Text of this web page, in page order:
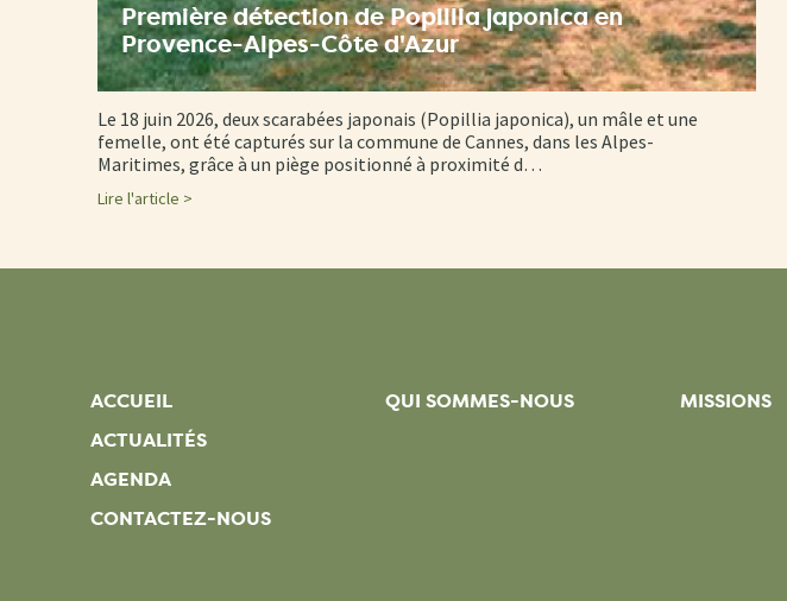
Première détection de Popillia japonica en
Provence-Alpes-Côte d'Azur
Le 18 juin 2026, deux scarabées japonais (Popillia japonica), un mâle et une
femelle, ont été capturés sur la commune de Cannes, dans les Alpes-
Maritimes, grâce à un piège positionné à proximité d…
Lire l'article >
ACCUEIL
ACTUALITÉS
AGENDA
CONTACTEZ-NOUS
QUI SOMMES-NOUS MISSIONS